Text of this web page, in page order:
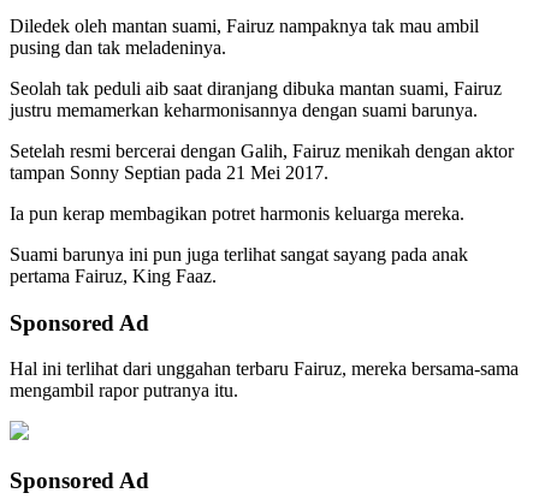
Diledek oleh mantan suami, Fairuz nampaknya tak mau ambil
pusing dan tak meladeninya.
Seolah tak peduli aib saat diranjang dibuka mantan suami, Fairuz
justru memamerkan keharmonisannya dengan suami barunya.
Setelah resmi bercerai dengan Galih, Fairuz menikah dengan aktor
tampan Sonny Septian pada 21 Mei 2017.
Ia pun kerap membagikan potret harmonis keluarga mereka.
Suami barunya ini pun juga terlihat sangat sayang pada anak
pertama Fairuz, King Faaz.
Sponsored Ad
Hal ini terlihat dari unggahan terbaru Fairuz, mereka bersama-sama
mengambil rapor putranya itu.
Sponsored Ad